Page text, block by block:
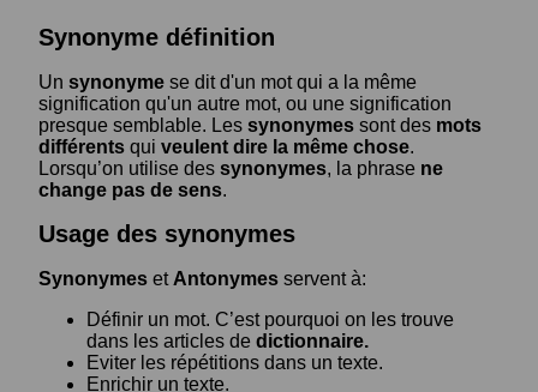
Synonyme définition
Un synonyme se dit d'un mot qui a la même
signification qu'un autre mot, ou une signification
presque semblable. Les synonymes sont des mots
différents qui veulent dire la même chose.
Lorsqu’on utilise des synonymes, la phrase ne
change pas de sens.
Usage des synonymes
Synonymes et Antonymes servent à:
Définir un mot. C’est pourquoi on les trouve
dans les articles de dictionnaire.
Eviter les répétitions dans un texte.
Enrichir un texte.